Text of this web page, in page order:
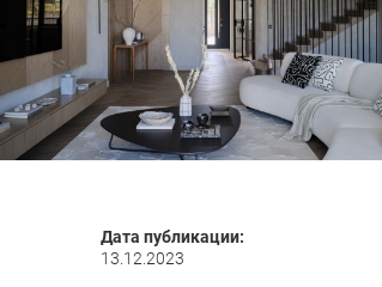
Дата публикации:
13.12.2023